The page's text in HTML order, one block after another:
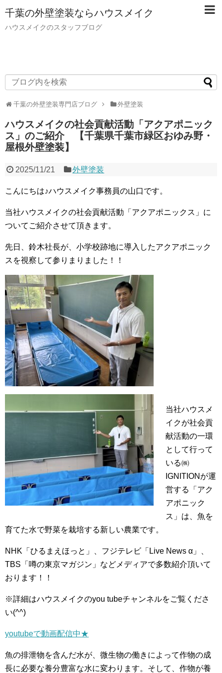
千葉の外壁塗装ならハウスメイク
ハウスメイクのスタッフブログ
千葉の外壁塗装専門店ブログ 外壁塗装
ハウスメイクの社会貢献活動「アクアポニック
ス」のご紹介 【千葉県千葉市緑区おゆみ野・
屋根外壁塗装】
2025/11/21 外壁塗装
こんにちは♪ハウスメイク事務員の山口です。
当社ハウスメイクの社会貢献活動「アクアポニックス」に
ついてご紹介させて頂きます。
先日、鈴木社長が、小学校跡地に導入したアクアポニック
スを視察して参りまりました！！
当社ハウスメ
イクが社会貢
献活動の一環
として行って
いる㈱
IGNITIONが運
営する「アク
アポニック
ス」は、魚を
育てた水で野菜を栽培する新しい農業です。
NHK「ひるまえほっと」、フジテレビ「Live News α」、
TBS「噂の東京マガジン」などメディアで多数紹介頂いて
おります！！
※詳細はハウスメイクのyou tubeチャンネルをご覧くださ
い(^^)
youtubeで動画配信中★
魚の排泄物を含んだ水が、微生物の働きによって作物の成
長に必要な養分豊富な水に変わります。そして、作物が養